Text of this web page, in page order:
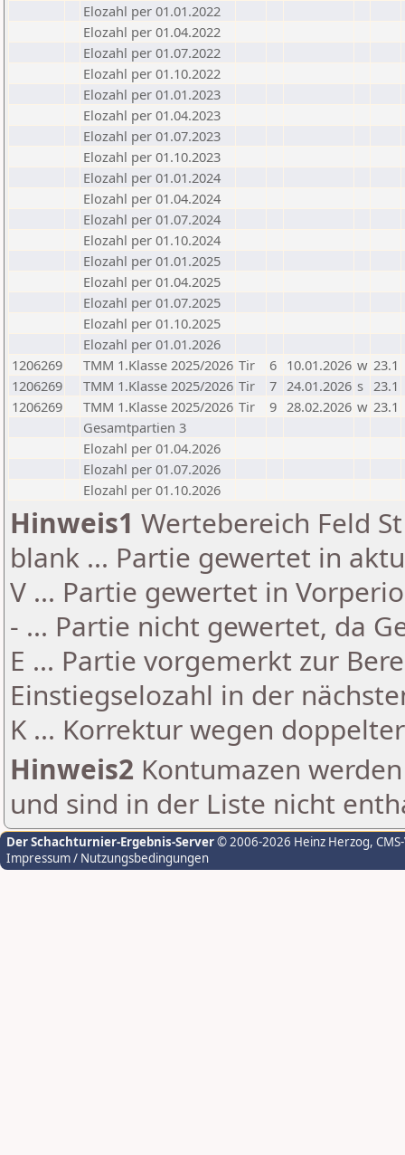
Elozahl per 01.01.2022
Elozahl per 01.04.2022
Elozahl per 01.07.2022
Elozahl per 01.10.2022
Elozahl per 01.01.2023
Elozahl per 01.04.2023
Elozahl per 01.07.2023
Elozahl per 01.10.2023
Elozahl per 01.01.2024
Elozahl per 01.04.2024
Elozahl per 01.07.2024
Elozahl per 01.10.2024
Elozahl per 01.01.2025
Elozahl per 01.04.2025
Elozahl per 01.07.2025
Elozahl per 01.10.2025
Elozahl per 01.01.2026
1206269
TMM 1.Klasse 2025/2026 Tir 6 10.01.2026 w 23.1
1206269
TMM 1.Klasse 2025/2026 Tir 7 24.01.2026 s 23.1
1206269
TMM 1.Klasse 2025/2026 Tir 9 28.02.2026 w 23.1
Gesamtpartien 3
Elozahl per 01.04.2026
Elozahl per 01.07.2026
Elozahl per 01.10.2026
Hinweis1 Wertebereich Feld
blank ... Partie gewertet in
V ... Partie gewertet in
- ... Partie nicht gewertet, da
E ... Partie vorgemerkt zur
Einstiegselozahl in der
K ... Korrektur wegen
Hinweis2 Kontumazen
und sind in der Liste nicht
Der Schachturnier-Ergebnis-Server© 2006-2026 Heinz Herzog,
Impressum / Nutzungsbedingungen